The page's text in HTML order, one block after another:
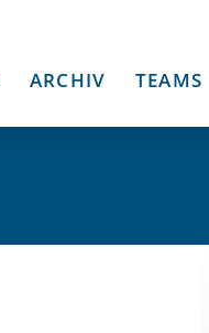
ARCHIV TEAMS